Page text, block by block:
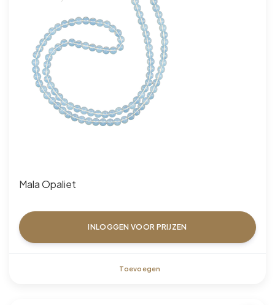
Mala Opaliet
INLOGGEN VOOR PRIJZEN
Toevoegen